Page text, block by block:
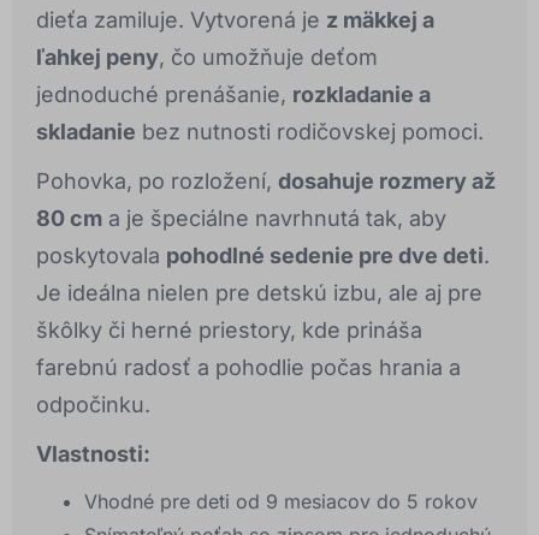
dieťa zamiluje. Vytvorená je z mäkkej a
ľahkej peny, čo umožňuje deťom
jednoduché prenášanie, rozkladanie a
skladanie bez nutnosti rodičovskej pomoci.
Pohovka, po rozložení, dosahuje rozmery až
80 cm a je špeciálne navrhnutá tak, aby
poskytovala pohodlné sedenie pre dve deti.
Je ideálna nielen pre detskú izbu, ale aj pre
škôlky či herné priestory, kde prináša
farebnú radosť a pohodlie počas hrania a
odpočinku.
Vlastnosti:
Vhodné pre deti od 9 mesiacov do 5 rokov